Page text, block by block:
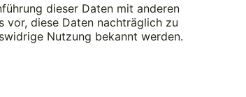
dieser Daten mit anderen
vor, diese Daten nachträglich zu
Nutzung bekannt werden.